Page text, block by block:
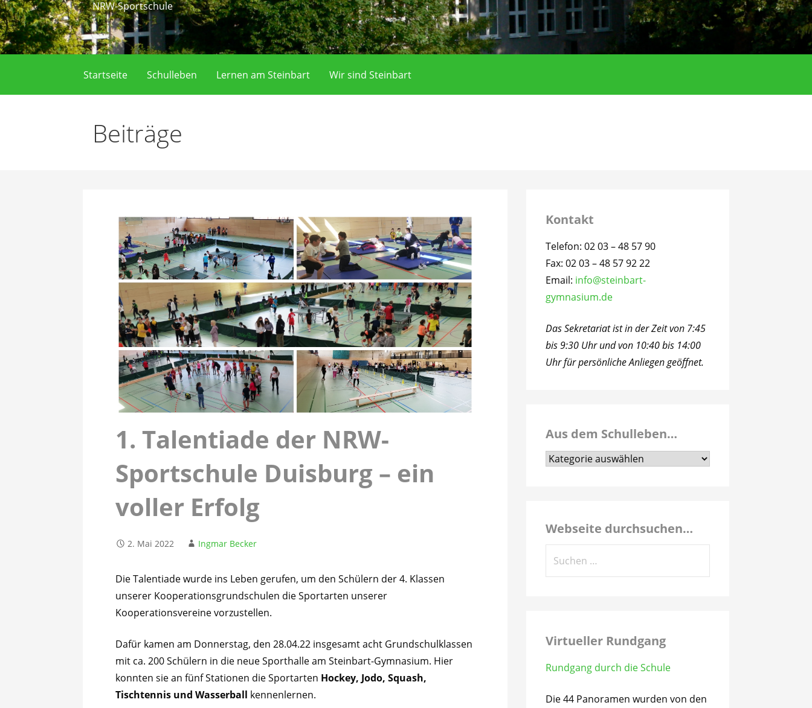
NRW-Sportschule
Startseite Schulleben Lernen am Steinbart Wir sind Steinbart
Beiträge
1. Talentiade der NRW-
Sportschule Duisburg – ein
voller Erfolg
2. Mai 2022 Ingmar Becker
Die Talentiade wurde ins Leben gerufen, um den Schülern der 4. Klassen
unserer Kooperationsgrundschulen die Sportarten unserer
Kooperationsvereine vorzustellen.
Dafür kamen am Donnerstag, den 28.04.22 insgesamt acht Grundschulklassen
mit ca. 200 Schülern in die neue Sporthalle am Steinbart-Gymnasium. Hier
konnten sie an fünf Stationen die Sportarten Hockey, Jodo, Squash,
Tischtennis und Wasserball kennenlernen.
Kontakt
Telefon: 02 03 – 48 57 90
Fax: 02 03 – 48 57 92 22
Email: info@steinbart-
gymnasium.de
Das Sekretariat ist in der Zeit von 7:45
bis 9:30 Uhr und von 10:40 bis 14:00
Uhr für persönliche Anliegen geöffnet.
Aus dem Schulleben…
Aus
Webseite durchsuchen…
Virtueller Rundgang
Rundgang durch die Schule
Die 44 Panoramen wurden von den